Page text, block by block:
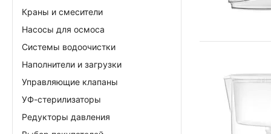
Краны и смесители
Насосы для осмоса
Системы водоочистки
Наполнители и загрузки
Управляющие клапаны
УФ-стерилизаторы
Редукторы давления